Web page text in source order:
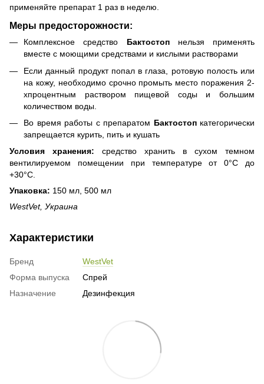
применяйте препарат 1 раз в неделю.
Меры предосторожности:
Комплексное средство Бактостоп нельзя применять
вместе с моющими средствами и кислыми растворами
Если данный продукт попал в глаза, ротовую полость или
на кожу, необходимо срочно промыть место поражения 2-
хпроцентным раствором пищевой соды и большим
количеством воды.
Во время работы с препаратом Бактостоп категорически
запрещается курить, пить и кушать
Условия хранения: средство хранить в сухом темном
вентилируемом помещении при температуре от 0°C до
+30°C.
Упаковка: 150 мл, 500 мл
WestVet, Украина
Характеристики
Бренд
WestVet
Форма выпуска
Спрей
Назначение
Дезинфекция